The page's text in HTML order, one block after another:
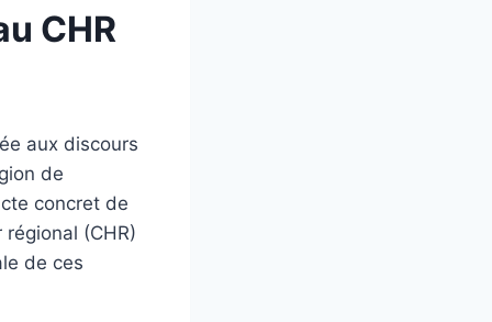
CHR
aux discours
de
concret de
(CHR)
de ces